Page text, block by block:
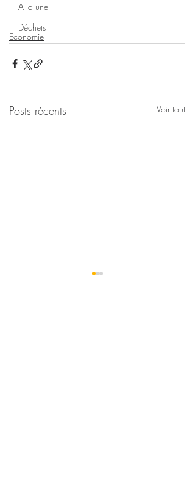
A la une
Déchets
Economie
Posts récents Voir tout